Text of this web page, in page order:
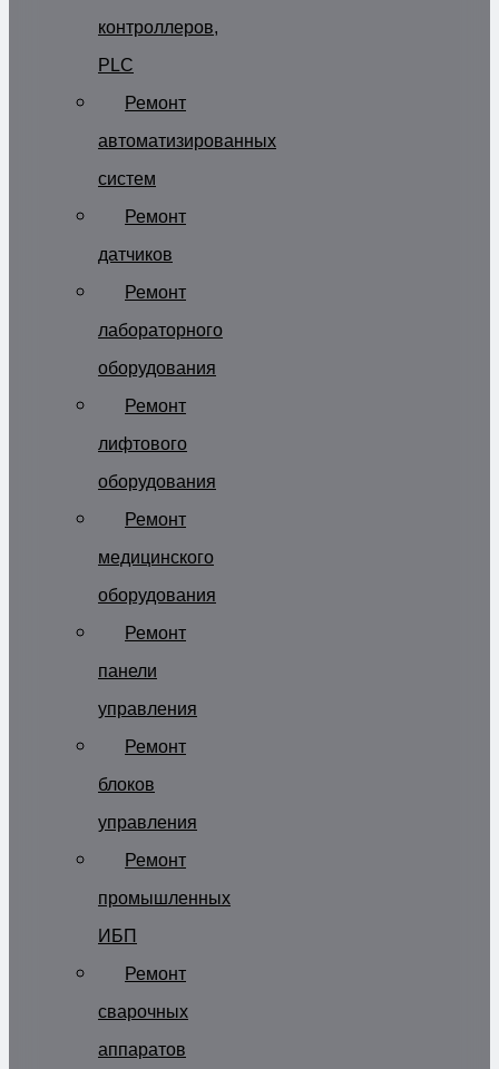
контроллеров,
PLC
Ремонт
автоматизированных
систем
Ремонт
датчиков
Ремонт
лабораторного
оборудования
Ремонт
лифтового
оборудования
Ремонт
медицинского
оборудования
Ремонт
панели
управления
Ремонт
блоков
управления
Ремонт
промышленных
ИБП
Ремонт
сварочных
аппаратов